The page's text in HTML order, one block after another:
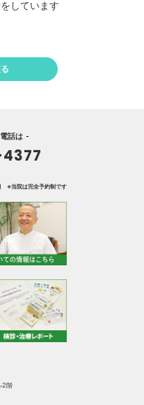
しています
2階
話は
※当院は完全予約制です